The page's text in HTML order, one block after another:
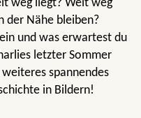
weg liegt? Weit weg
der Nähe bleiben?
und was erwartest du
letzter Sommer
spannendes
in Bildern!